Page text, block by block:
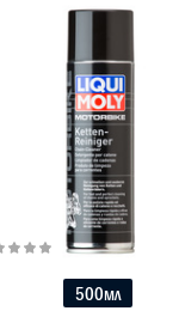
500мл